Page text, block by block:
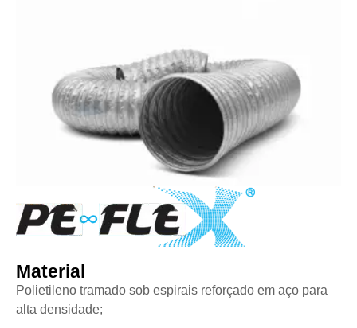
Material
Polietileno tramado sob espirais reforçado em aço para
alta densidade;